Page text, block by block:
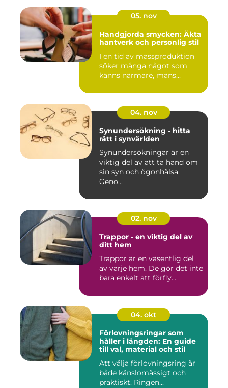
05. nov
Handgjorda smycken: Äkta
hantverk och personlig stil
I en tid av massproduktion
söker många något som
känns närmare, mäns...
04. nov
Synundersökning - hitta
rätt i synvärlden
Synundersökningar är en
viktig del av att ta hand om
sin syn och ögonhälsa.
Geno...
02. nov
Trappor - en viktig del av
ditt hem
Trappor är en väsentlig del
av varje hem. De gör det inte
bara enkelt att förfly...
04. okt
Förlovningsringar som
håller i längden: En guide
till val, material och stil
Att välja förlovningsring är
både känslomässigt och
praktiskt. Ringen...